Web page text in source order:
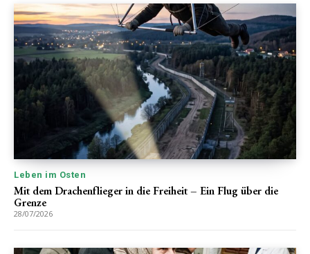
Leben im Osten
Mit dem Drachenflieger in die Freiheit – Ein Flug über die
Grenze
28/07/2026